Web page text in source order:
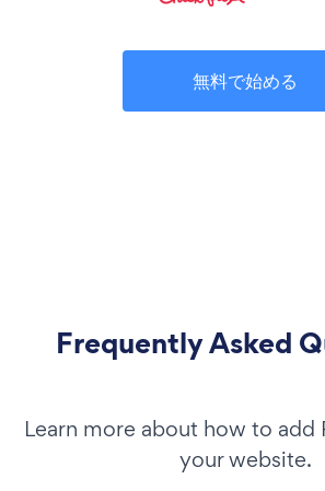
無料で始める
Frequently Asked
Learn more about how to add
your website.